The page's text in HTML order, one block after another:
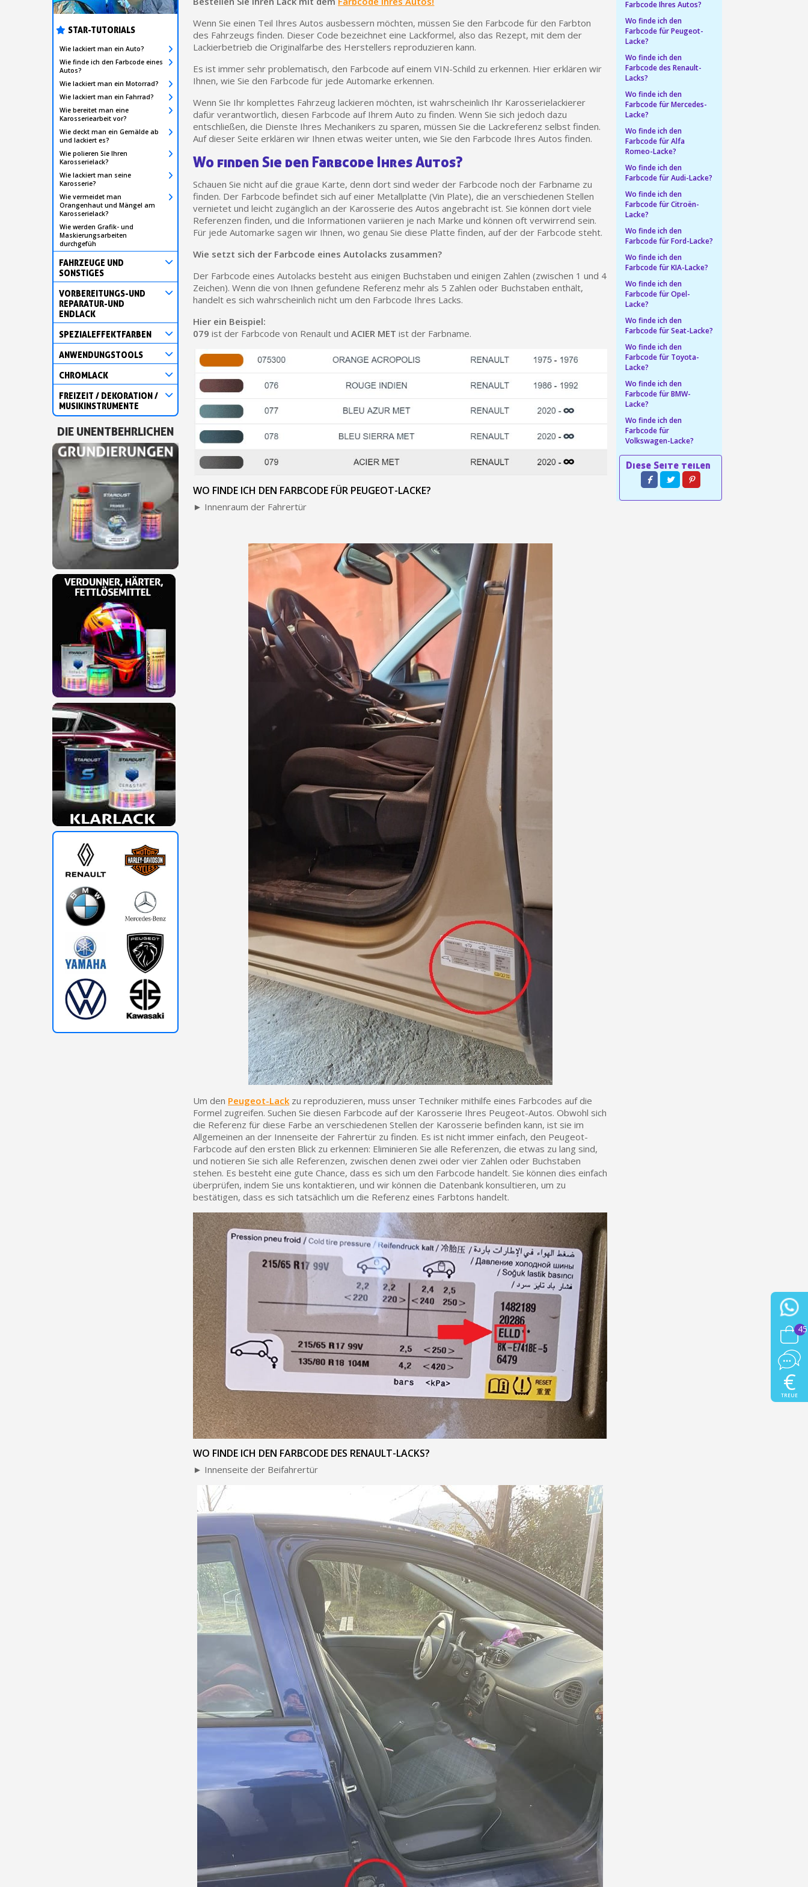
Ihr Online-Angebot in weniger als 1 Minute
Teilen Sie Ihre Kreationen und erhalten Sie Einkaufsgutscheine
Sammeln Sie mit jeder Bestellung Treuepunkte
Rücksendung von Produkten innerhalb von 14 Tagen
Rabatt von 5€ auf die erste Bestellung
10€ Einkaufsgutschein für jede Weiterempfehlung
10€ Einkaufsgutschein für jede Weiterempfehlung
Zahlung in 4x gebührenfrei ab einem Einkaufswert von 30€.
Ihr Online-Angebot in weniger als 1 Minute
Teilen Sie Ihre Kreationen und erhalten Sie Einkaufsgutscheine
Sammeln Sie mit jeder Bestellung Treuepunkte
Rücksendung von Produkten innerhalb von 14 Tagen
Rabatt von 5€ auf die erste Bestellung
10€ Einkaufsgutschein für jede Weiterempfehlung
Zahlung in 4x gebührenfrei ab einem Einkaufswert von 30€.
Ihr Online-Angebot in weniger als 1 Minute
Teilen Sie Ihre Kreationen und erhalten Sie Einkaufsgutscheine
Sammeln Sie mit jeder Bestellung Treuepunkte
Rücksendung von Produkten innerhalb von 14 Tagen
Rabatt von 5€ auf die erste Bestellung
STAR-TUTORIALS
Wie lackiert man ein Auto?
Wie finde ich den Farbcode eines
Autos?
Wie lackiert man ein Motorrad?
Wie lackiert man ein Fahrrad?
Wie bereitet man eine
Karosseriearbeit vor?
Wie deckt man ein Gemälde ab
und lackiert es?
Wie polieren Sie Ihren
Karosserielack?
Wie lackiert man seine
Karosserie?
Wie vermeidet man
Orangenhaut und Mängel am
Karosserielack?
Wie werden Grafik- und
Maskierungsarbeiten
durchgefüh
FAHRZEUGE UND
SONSTIGES
VORBEREITUNGS-UND
REPARATUR-UND
ENDLACK
SPEZIALEFFEKTFARBEN
ANWENDUNGSTOOLS
CHROMLACK
FREIZEIT / DEKORATION /
MUSIKINSTRUMENTE
DIE UNENTBEHRLICHEN
Wenn Sie einen Teil Ihres Autos ausbessern möchten, müssen Sie den Farbcode für den Farbton
des Fahrzeugs finden. Dieser Code bezeichnet eine Lackformel, also das Rezept, mit dem der
Lackierbetrieb die Originalfarbe des Herstellers reproduzieren kann.
Es ist immer sehr problematisch, den Farbcode auf einem VIN-Schild zu erkennen. Hier erklären wir
Ihnen, wie Sie den Farbcode für jede Automarke erkennen.
Wenn Sie Ihr komplettes Fahrzeug lackieren möchten, ist wahrscheinlich Ihr Karosserielackierer
dafür verantwortlich, diesen Farbcode auf Ihrem Auto zu finden. Wenn Sie sich jedoch dazu
entschließen, die Dienste Ihres Mechanikers zu sparen, müssen Sie die Lackreferenz selbst finden.
Auf dieser Seite erklären wir Ihnen etwas weiter unten, wie Sie den Farbcode Ihres Autos finden.
Wo finden Sie den Farbcode Ihres Autos?
Schauen Sie nicht auf die graue Karte, denn dort sind weder der Farbcode noch der Farbname zu
finden. Der Farbcode befindet sich auf einer Metallplatte (Vin Plate), die an verschiedenen Stellen
vernietet und leicht zugänglich an der Karosserie des Autos angebracht ist. Sie können dort viele
Referenzen finden, und die Informationen variieren je nach Marke und können oft verwirrend sein.
Für jede Automarke sagen wir Ihnen, wo genau Sie diese Platte finden, auf der der Farbcode steht.
Wie setzt sich der Farbcode eines Autolacks zusammen?
Der Farbcode eines Autolacks besteht aus einigen Buchstaben und einigen Zahlen (zwischen 1 und 4
Zeichen). Wenn die von Ihnen gefundene Referenz mehr als 5 Zahlen oder Buchstaben enthält,
handelt es sich wahrscheinlich nicht um den Farbcode Ihres Lacks.
Hier ein Beispiel:
079 ist der Farbcode von Renault undACIER MET ist der Farbname.
WO FINDE ICH DEN FARBCODE FÜR PEUGEOT-LACKE?
► Innenraum der Fahrertür
Um den Peugeot-Lack zu reproduzieren, muss unser Techniker mithilfe eines Farbcodes auf die
Formel zugreifen. Suchen Sie diesen Farbcode auf der Karosserie Ihres Peugeot-Autos. Obwohl sich
die Referenz für diese Farbe an verschiedenen Stellen der Karosserie befinden kann, ist sie im
Allgemeinen an der Innenseite der Fahrertür zu finden. Es ist nicht immer einfach, den Peugeot-
Farbcode auf den ersten Blick zu erkennen: Eliminieren Sie alle Referenzen, die etwas zu lang sind,
und notieren Sie sich alle Referenzen, zwischen denen zwei oder vier Zahlen oder Buchstaben
stehen. Es besteht eine gute Chance, dass es sich um den Farbcode handelt. Sie können dies einfach
überprüfen, indem Sie uns kontaktieren, und wir können die Datenbank konsultieren, um zu
bestätigen, dass es sich tatsächlich um die Referenz eines Farbtons handelt.
WO FINDE ICH DEN FARBCODE DES RENAULT-LACKS?
► Innenseite der Beifahrertür
Farbcode Ihres Autos?
Wo finde ich den
Farbcode für Peugeot-
Lacke?
Wo finde ich den
Farbcode des Renault-
Lacks?
Wo finde ich den
Farbcode für Mercedes-
Lacke?
Wo finde ich den
Farbcode für Alfa
Romeo-Lacke?
Wo finde ich den
Farbcode für Audi-Lacke?
Wo finde ich den
Farbcode für Citroën-
Lacke?
Wo finde ich den
Farbcode für Ford-Lacke?
Wo finde ich den
Farbcode für KIA-Lacke?
Wo finde ich den
Farbcode für Opel-
Lacke?
Wo finde ich den
Farbcode für Seat-Lacke?
Wo finde ich den
Farbcode für Toyota-
Lacke?
Wo finde ich den
Farbcode für BMW-
Lacke?
Wo finde ich den
Farbcode für
Volkswagen-Lacke?
45
€
TREUE